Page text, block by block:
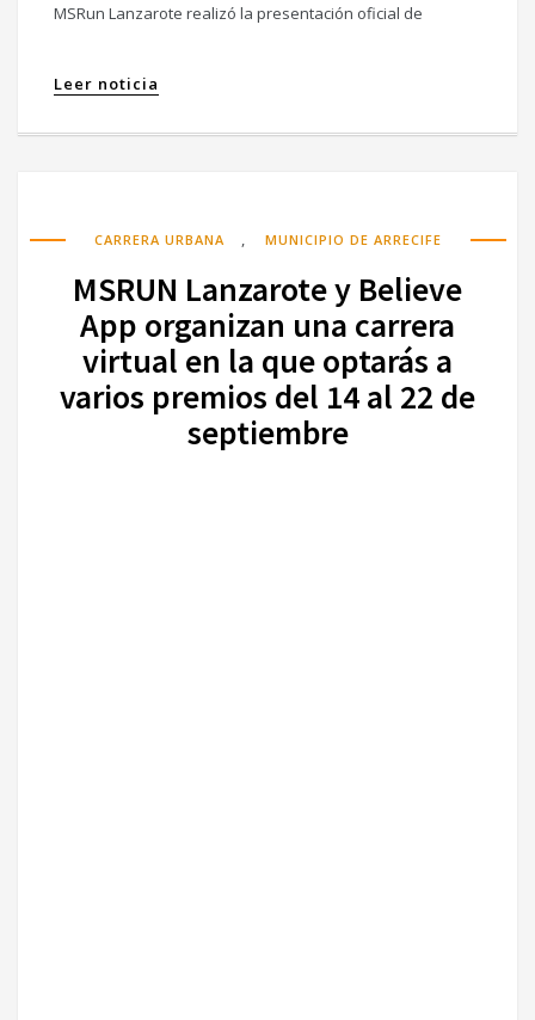
MSRun Lanzarote realizó la presentación oficial de
Leer noticia
CARRERA URBANA , MUNICIPIO DE ARRECIFE
MSRUN Lanzarote y Believe
App organizan una carrera
virtual en la que optarás a
varios premios del 14 al 22 de
septiembre